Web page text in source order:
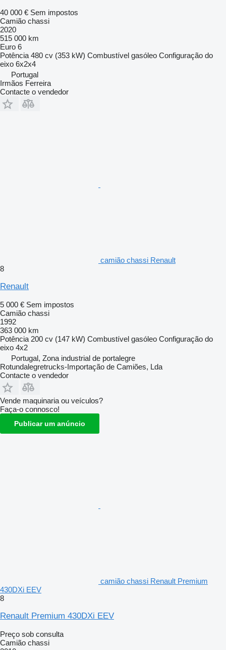
40 000 € Sem impostos
Camião chassi
2020
515 000 km
Euro 6
Potência 480 cv (353 kW) Combustível gasóleo Configuração do
eixo 6x2x4
Portugal
Irmãos Ferreira
Contacte o vendedor
camião chassi Renault
8
Renault
5 000 € Sem impostos
Camião chassi
1992
363 000 km
Potência 200 cv (147 kW) Combustível gasóleo Configuração do
eixo 4x2
Portugal, Zona industrial de portalegre
Rotundalegretrucks-Importação de Camiões, Lda
Contacte o vendedor
Vende maquinaria ou veículos?
Faça-o connosco!
Publicar um anúncio
camião chassi Renault Premium
430DXi EEV
8
Renault Premium 430DXi EEV
Preço sob consulta
Camião chassi